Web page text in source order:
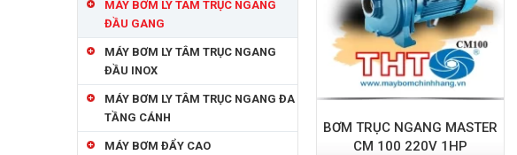
MÁY BƠM LY TÂM TRỤC NGANG
ĐẦU GANG
MÁY BƠM LY TÂM TRỤC NGANG
ĐẦU INOX
MÁY BƠM LY TÂM TRỤC NGANG ĐA
TẦNG CÁNH
MÁY BƠM ĐẨY CAO
BƠM TRỤC NGANG MASTER
CM 100 220V 1HP